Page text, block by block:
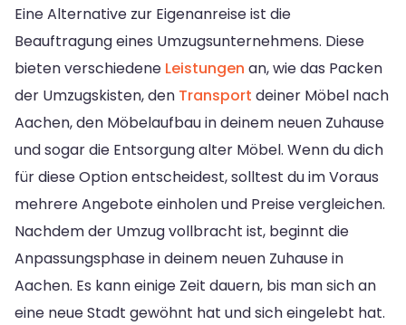
Eine Alternative zur Eigenanreise ist die
Beauftragung eines Umzugsunternehmens. Diese
bieten verschiedene Leistungen an, wie das Packen
der Umzugskisten, den Transport deiner Möbel nach
Aachen, den Möbelaufbau in deinem neuen Zuhause
und sogar die Entsorgung alter Möbel. Wenn du dich
für diese Option entscheidest, solltest du im Voraus
mehrere Angebote einholen und Preise vergleichen.
Nachdem der Umzug vollbracht ist, beginnt die
Anpassungsphase in deinem neuen Zuhause in
Aachen. Es kann einige Zeit dauern, bis man sich an
eine neue Stadt gewöhnt hat und sich eingelebt hat.